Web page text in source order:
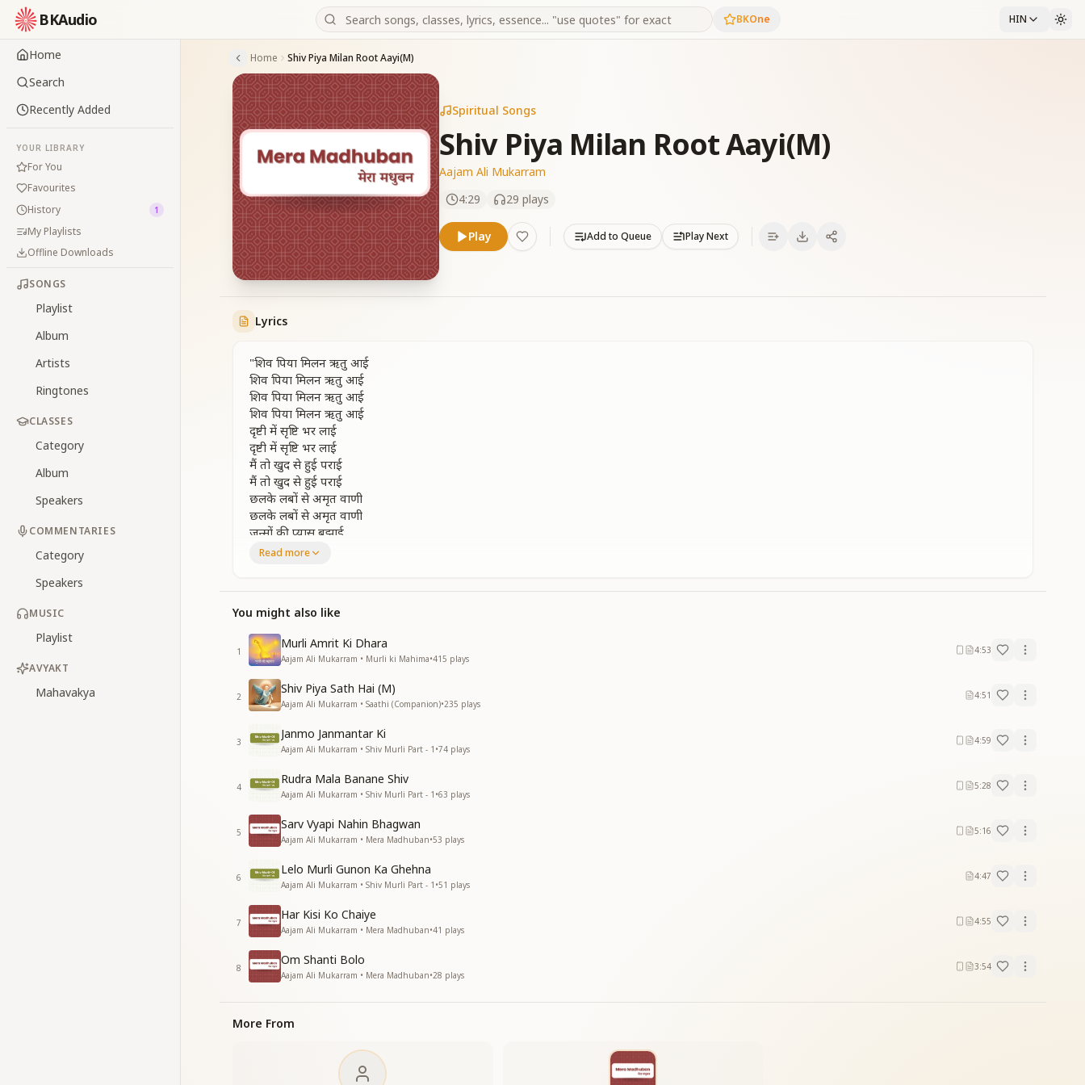
BKAudio BKOne HIN
Home
Search
Recently Added
YOUR LIBRARY
For You
Favourites
History
1
My Playlists
Offline Downloads
SONGS
Playlist
Album
Artists
Ringtones
CLASSES
Category
Album
Speakers
COMMENTARIES
Category
Speakers
MUSIC
Playlist
AVYAKT
Mahavakya
Home Shiv Piya Milan Root Aayi(M)
Spiritual Songs
Shiv Piya Milan Root Aayi(M)
Aajam Ali Mukarram
4:29
29 plays
Play Add to Queue Play Next
Lyrics
"शिव पिया मिलन ऋतु आई
शिव पिया मिलन ऋतु आई
शिव पिया मिलन ऋतु आई
शिव पिया मिलन ऋतु आई
दृष्टी में सृष्टि भर लाई
दृष्टी में सृष्टि भर लाई
मैं तो खुद से हुई पराई
मैं तो खुद से हुई पराई
छलके लबों से अमृत वाणी
छलके लबों से अमृत वाणी
जन्मों की प्यास बुझाई
शिव पिया मिलन ऋतु आई
अमृतवेला ब्रम्ह मुहूर्त
अमृतवेला ब्रम्ह मुहूर्त
मैं देखी पिया जी की सुरत
सूर्य हजार ललाट लिए है
सूर्य हजार ललाट लिए है
सुरमई प्रभात लिए है
सुरमई प्रभात लिए है
मैं खुद में खुदा समा लाई
मैं खुद में खुदा समा लाई
शिव पिया मिलन ऋतु आई
दादर मोर किसान को मन
लाग्यो रहे घनमाए
अमृत बरसाए पियाज़ी
अमृत बरसाए पियाज़ी
धरणी रूप बसंत मनाए
धरणी रूप बसंत मनाए
वे उनकी हथेली पे ले आई
शिव पिया मिलन ऋतु आई
Read more
You might also like
1
Murli Amrit Ki Dhara
Aajam Ali Mukarram • Murli ki Mahima•415 plays
4:53
2
Shiv Piya Sath Hai (M)
Aajam Ali Mukarram • Saathi (Companion)•235 plays
4:51
3
Janmo Janmantar Ki
Aajam Ali Mukarram • Shiv Murli Part - 1 •74 plays
4:59
4
Rudra Mala Banane Shiv
Aajam Ali Mukarram • Shiv Murli Part - 1 •63 plays
5:28
5
Sarv Vyapi Nahin Bhagwan
Aajam Ali Mukarram • Mera Madhuban•53 plays
5:16
6
Lelo Murli Gunon Ka Ghehna
Aajam Ali Mukarram • Shiv Murli Part - 1 •51 plays
4:47
7
Har Kisi Ko Chaiye
Aajam Ali Mukarram • Mera Madhuban•41 plays
4:55
8
Om Shanti Bolo
Aajam Ali Mukarram • Mera Madhuban•28 plays
3:54
More From